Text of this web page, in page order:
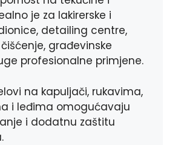
je za lakirerske i
detailing centre,
građevinske
profesionalne primjene.
na kapuljači, rukavima,
i leđima omogućavaju
i dodatnu zaštitu